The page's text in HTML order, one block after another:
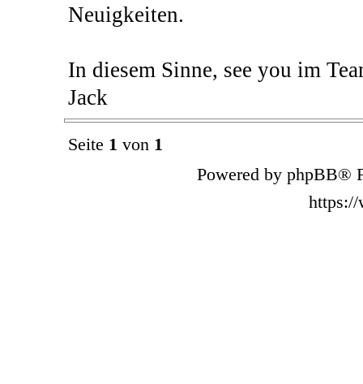
Neuigkeiten.
In diesem Sinne, see you im
Jack
Seite 1 von 1
Powered by phpBB®
https://